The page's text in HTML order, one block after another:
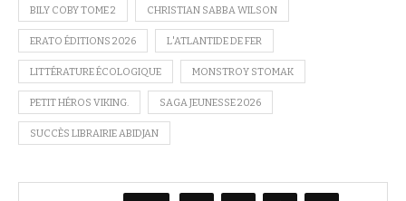
BILY COBY TOME 2 CHRISTIAN SABBA WILSON
ERATO ÉDITIONS 2026 L'ATLANTIDE DE FER
LITTÉRATURE ÉCOLOGIQUE MONSTROY STOMAK
PETIT HÉROS VIKING. SAGA JEUNESSE 2026
SUCCÈS LIBRAIRIE ABIDJAN